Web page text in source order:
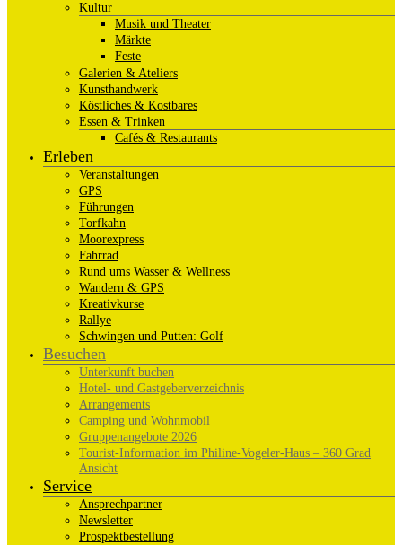
Kultur
Musik und Theater
Märkte
Feste
Galerien & Ateliers
Kunsthandwerk
Köstliches & Kostbares
Essen & Trinken
Cafés & Restaurants
Erleben
Veranstaltungen
GPS
Führungen
Torfkahn
Moorexpress
Fahrrad
Rund ums Wasser & Wellness
Wandern & GPS
Kreativkurse
Rallye
Schwingen und Putten: Golf
Besuchen
Unterkunft buchen
Hotel- und Gastgeberverzeichnis
Arrangements
Camping und Wohnmobil
Gruppenangebote 2026
Tourist-Information im Philine-Vogeler-Haus – 360 Grad
Ansicht
Service
Ansprechpartner
Newsletter
Prospektbestellung